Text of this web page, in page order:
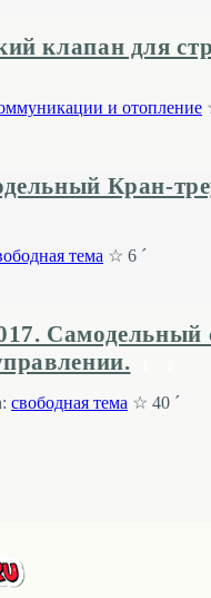
клапан для
и отопление
Кран-
тема ☆ 6 ´
Самодельный
свободная тема ☆ 40 ´